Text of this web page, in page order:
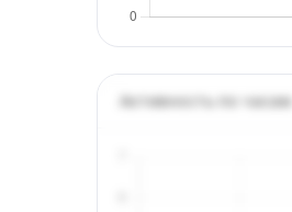
Активность по часам